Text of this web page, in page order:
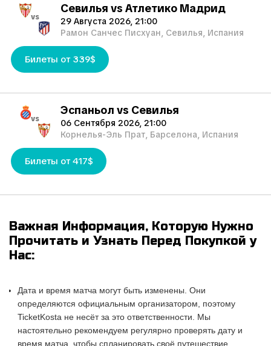
vs
Севилья vs Атлетико Мадрид
29 Августа 2026, 21:00
Рамон Санчес Писхуан, Севилья, Испания
Билеты от 339$
vs
Эспаньол vs Севилья
06 Сентября 2026, 21:00
Корнелья-Эль Прат, Барселона, Испания
Билеты от 417$
Важная Информация, Которую Нужно
Прочитать и Узнать Перед Покупкой у
Нас:
Дата и время матча могут быть изменены. Они
определяются официальным организатором, поэтому
TicketKosta не несёт за это ответственности. Мы
настоятельно рекомендуем регулярно проверять дату и
время матча, чтобы спланировать своё путешествие